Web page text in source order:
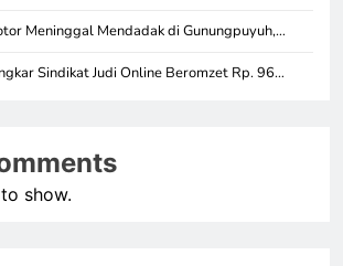
Meninggal Mendadak di Gunungpuyuh,…
Sindikat Judi Online Beromzet Rp. 96…
show.